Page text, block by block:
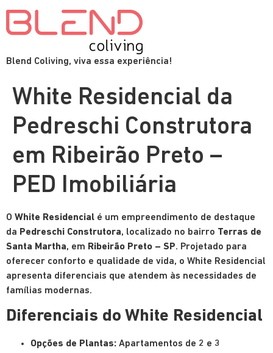
Blend Coliving, viva essa experiência!
White Residencial da
Pedreschi Construtora
em Ribeirão Preto –
PED Imobiliária
O White Residencial é um empreendimento de destaque
da Pedreschi Construtora, localizado no bairro Terras de
Santa Martha, em Ribeirão Preto – SP. Projetado para
oferecer conforto e qualidade de vida, o White Residencial
apresenta diferenciais que atendem às necessidades de
famílias modernas.
Diferenciais do White Residencial
Opções de Plantas: Apartamentos de 2 e 3